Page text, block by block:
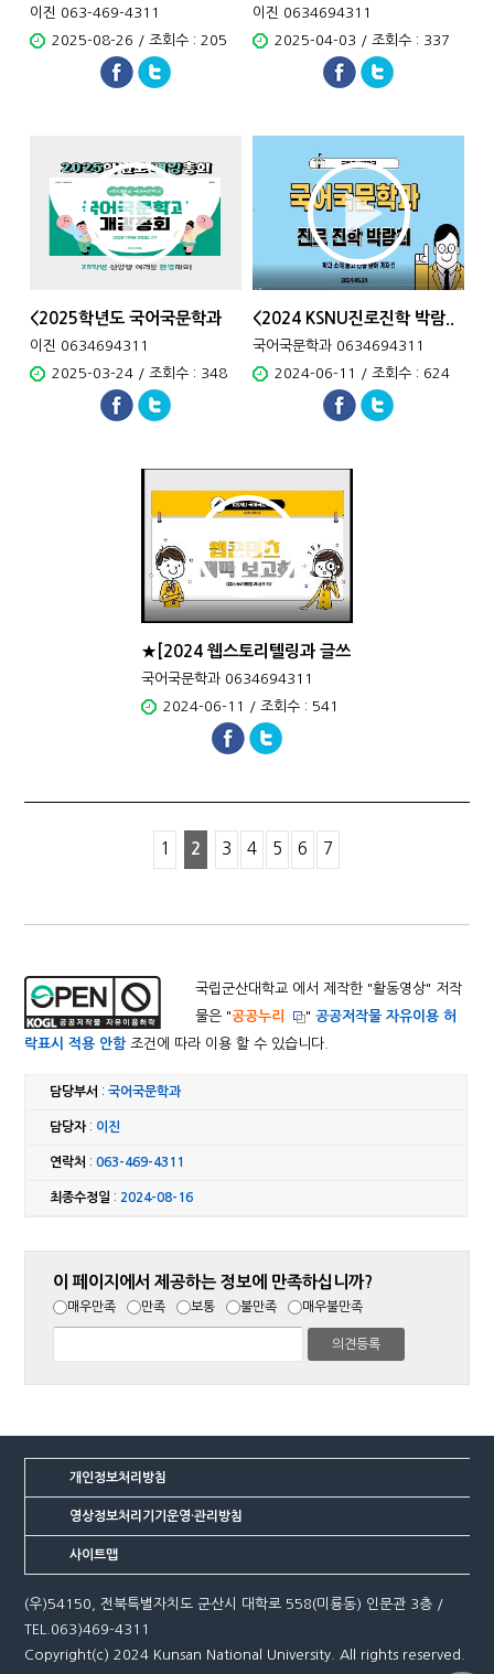
편&..
이진 063-469-4311
2025-08-26 / 조회수 : 205
사..
이진 0634694311
2025-04-03 / 조회수 : 337
<2025학년도 국어국문학과
개..
이진 0634694311
2025-03-24 / 조회수 : 348
<2024 KSNU진로진학 박람..
국어국문학과 0634694311
2024-06-11 / 조회수 : 624
★[2024 웹스토리텔링과 글쓰
기]웹..
국어국문학과 0634694311
2024-06-11 / 조회수 : 541
1 2 3 4 5 6 7
국립군산대학교 에서 제작한 "활동영상" 저작
물은 "공공누리 "공공저작물 자유이용 허
락표시 적용 안함조건에 따라 이용 할 수 있습니다.
담당부서 :국어국문학과
담당자: 이진
연락처 :063-469-4311
최종수정일 : 2024-08-16
이 페이지에서 제공하는 정보에 만족하십니까?
매우만족 만족 보통 불만족 매우불만족
개인정보처리방침
영상정보처리기기운영·관리방침
사이트맵
(우)54150, 전북특별자치도 군산시 대학로 558(미룡동) 인문관 3층 /
TEL.063)469-4311
Copyright(c) 2024 Kunsan National University. All rights reserved.